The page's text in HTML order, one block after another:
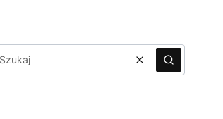
WyczyśćSzukaj